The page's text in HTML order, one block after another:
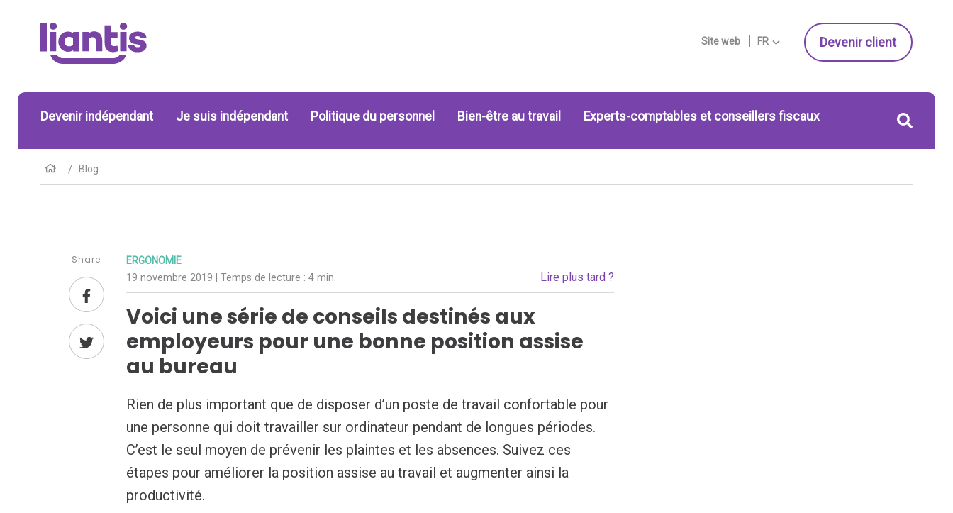
Site web FR Devenir client
Devenir indépendant Je suis indépendant Politique du personnel Bien-être au travail Experts-comptables et conseillers fiscaux
Blog
Share ERGONOMIE
19 novembre 2019 | Temps de lecture :4 min. Lire plus tard ?
Voici une série de conseils destinés aux
employeurs pour une bonne position assise
au bureau
Rien de plus important que de disposer d’un poste de travail confortable pour
une personne qui doit travailler sur ordinateur pendant de longues périodes.
C’est le seul moyen de prévenir les plaintes et les absences. Suivez ces
étapes pour améliorer la position assise au travail et augmenter ainsi la
productivité.